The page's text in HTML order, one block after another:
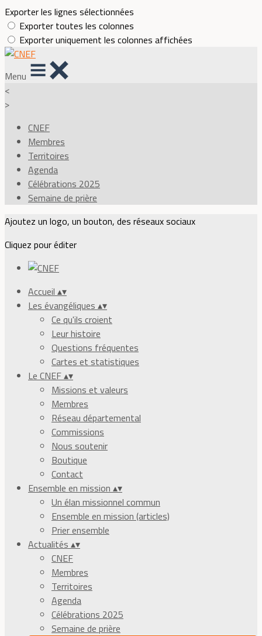
Exporter les lignes sélectionnées
Exporter toutes les colonnes
Exporter uniquement les colonnes affichées
Menu
<
>
CNEF
Membres
Territoires
Agenda
Célébrations 2025
Semaine de prière
Ajoutez un logo, un bouton, des réseaux sociaux
Cliquez pour éditer
Accueil ▴▾
Les évangéliques ▴▾
Ce qu'ils croient
Leur histoire
Questions fréquentes
Cartes et statistiques
Le CNEF▴▾
Missions et valeurs
Membres
Réseau départemental
Commissions
Nous soutenir
Boutique
Contact
Ensemble en mission ▴▾
Un élan missionnel commun
Ensemble en mission (articles)
Prier ensemble
Actualités ▴▾
CNEF
Membres
Territoires
Agenda
Célébrations 2025
Semaine de prière